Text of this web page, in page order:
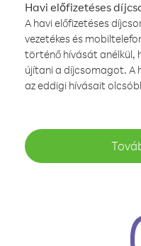
Havi előfizetéses
A havi előfizetéses
vezetékes és
történő hívását anélkül,
újítani a díjcsomagot. A
az eddigi hívásait